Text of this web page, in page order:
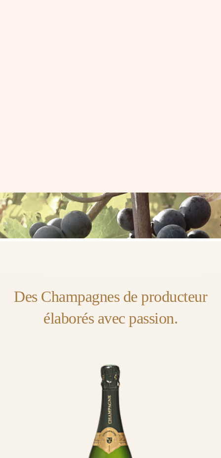
Des Champagnes de producteur
élaborés avec passion.